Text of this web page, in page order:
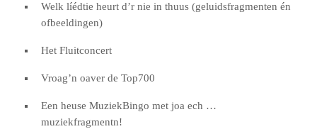
Welk líédtie heurt d’r nie in thuus (geluidsfragmenten én
ofbeeldingen)
Het Fluitconcert
Vroag’n oaver de Top700
Een heuse MuziekBingo met joa ech …
muziekfragmentn!